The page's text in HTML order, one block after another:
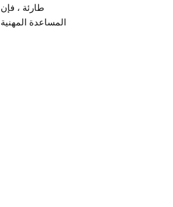
طارئة ، فإن
المساعدة المهنية